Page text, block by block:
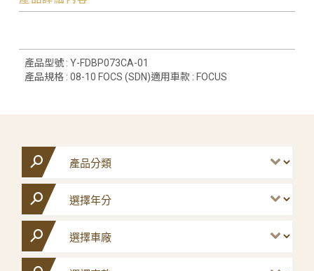
產品型號 : Y-FDBP073CA-01
產品規格 : 08-10 FOCS (SDN)適用車款 : FOCUS